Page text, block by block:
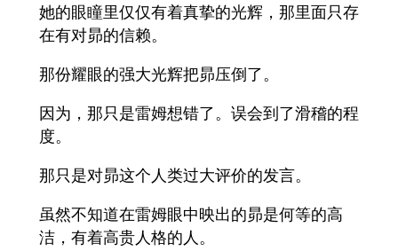
她的眼瞳里仅仅有着真挚的光辉，那里面只存
在有对昴的信赖。
那份耀眼的强大光辉把昴压倒了。
因为，那只是雷姆想错了。误会到了滑稽的程
度。
那只是对昴这个人类过大评价的发言。
虽然不知道在雷姆眼中映出的昴是何等的高
洁，有着高贵人格的人。